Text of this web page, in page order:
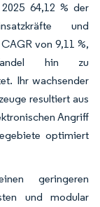
64,12 % der
und
von 9,11 %,
hin zu
Ihr wachsender
resultiert aus
Angriff
optimiert
geringeren
und modular